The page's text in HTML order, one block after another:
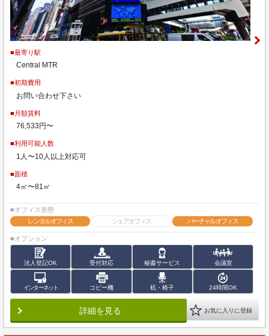
■最寄り駅
Central MTR
■初期費用
お問い合わせ下さい
■月額賃料
76,533円〜
■利用可能人数
1人〜10人以上対応可
■面積
4㎡〜81㎡
■オフィス形態
レンタルオフィス
シェアオフィス バーチャルオフィス
■オプション
法人登記OK 受付対応 秘書サービス 会議室
インターネット コピー機 机・椅子 24時間OK
詳細を見る お気に入りに登録